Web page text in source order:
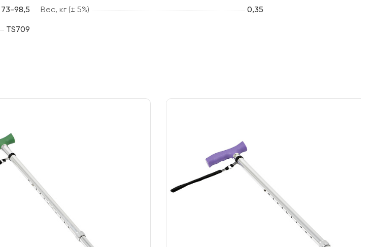
73-98,5 Вес, кг (± 5%) 0,35
TS709